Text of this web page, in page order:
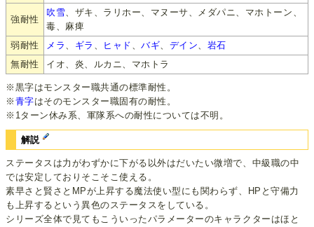
強耐性
吹雪、ザキ、ラリホー、マヌーサ、メダパニ、マホトーン、
毒、麻痺
弱耐性
メラ 、 ギラ 、 ヒャド 、バギ、 デイン、 岩石
無耐性
イオ、炎、ルカニ、マホトラ
※黒字はモンスター職共通の標準耐性。
※ 青字はそのモンスター職固有の耐性。
※1ターン休み系、軍隊系への耐性については不明。
解説
ステータスは力がわずかに下がる以外はだいたい微増で、中級職の中
では安定しておりそこそこ使える。
素早さと賢さとMPが上昇する魔法使い型にも関わらず、HPと守備力
も上昇するという異色のステータスをしている。
シリーズ全体で見てもこういったパラメーターのキャラクターはほと